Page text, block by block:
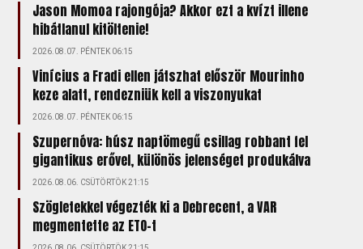
Jason Momoa rajongója? Akkor ezt a kvízt illene
hibátlanul kitöltenie!
2026.08.07. PÉNTEK 06:15
Vinícius a Fradi ellen játszhat először Mourinho
keze alatt, rendezniük kell a viszonyukat
2026.08.07. PÉNTEK 06:15
Szupernóva: húsz naptömegű csillag robbant fel
gigantikus erővel, különös jelenséget produkálva
2026.08.06. CSÜTÖRTÖK 21:15
Szögletekkel végezték ki a Debrecent, a VAR
megmentette az ETO-t